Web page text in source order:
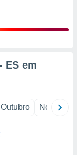
ES em
Outubro Novembro